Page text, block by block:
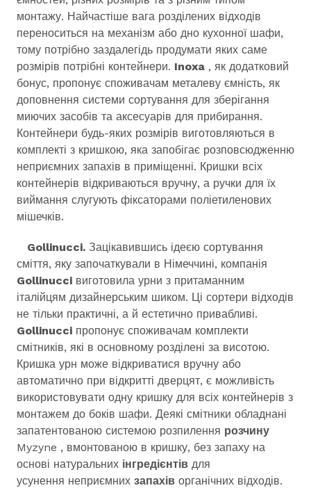
монтажу. Найчастіше вага розділених відходів
переноситься на механізм або дно кухонної шафи,
тому потрібно заздалегідь продумати яких саме
розмірів потрібні контейнери. Inoxa , як додатковий
бонус, пропонує споживачам металеву ємність, як
доповнення системи сортування для зберігання
миючих засобів та аксесуарів для прибирання.
Контейнери будь-яких розмірів виготовляються в
комплекті з кришкою, яка запобігає розповсюдженню
неприємних запахів в приміщенні. Кришки всіх
контейнерів відкриваються вручну, а ручки для їх
виймання слугують фіксаторами поліетиленових
мішечків.
Gollinucci. Зацікавившись ідеєю сортування
сміття, яку започаткували в Німеччині, компанія
Gollinucci виготовила урни з притаманним
італійцям дизайнерським шиком. Ці сортери відходів
не тільки практичні, а й естетично привабливі.
Gollinucci пропонує споживачам комплекти
смітників, які в основному розділені за висотою.
Кришка урн може відкриватися вручну або
автоматично при відкритті дверцят, є можливість
використовувати одну кришку для всіх контейнерів з
монтажем до боків шафи. Деякі смітники обладнані
запатентованою системою розпилення розчину
Myzyne , вмонтованою в кришку, без запаху на
основі натуральних інгредієнтів для
усунення неприємних запахів органічних відходів.